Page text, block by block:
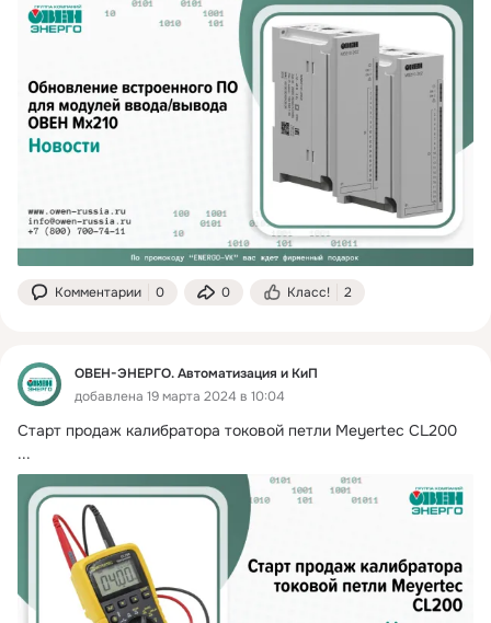
Комментарии 0 0 Класс! 2
ОВЕН-ЭНЕРГО. Автоматизация и КиП
добавлена 19 марта 2024 в 10:04
Старт продаж калибратора токовой петли Meyertec CL200
...